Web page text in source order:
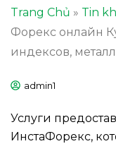
Trang Chủ » Tin
Форекс онлайн
индексов,
admin1
Услуги
ИнстаФорекс,